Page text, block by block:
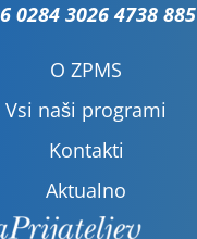
0284 3026 4738 885
O ZPMS
Vsi naši programi
Kontakti
Aktualno